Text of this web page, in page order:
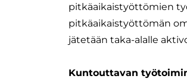
pitkäaikaistyöttömien
pitkäaikaistyöttömän
jätetään taka-alalle
Kuntouttavan